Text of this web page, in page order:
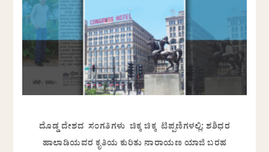
ದೊಡ್ಡ ದೇಶದ ಸಂಗತಿಗಳು ಚಿಕ್ಕ ಚಿಕ್ಕ ಟಿಪ್ಪಣಿಗಳಲ್ಲಿ: ಶಶಿಧರ
ಹಾಲಾಡಿಯವರ ಕೃತಿಯ ಕುರಿತು ನಾರಾಯಣ ಯಾಜಿ ಬರಹ